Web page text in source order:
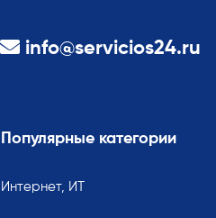
info@servicios24.ru
Популярные категории
Интернет, ИТ